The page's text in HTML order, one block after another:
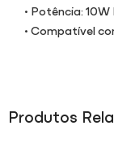
• Potência: 10W
• Compatível
Produtos